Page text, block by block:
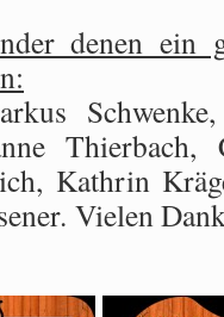
denen
Kathrin
Vielen